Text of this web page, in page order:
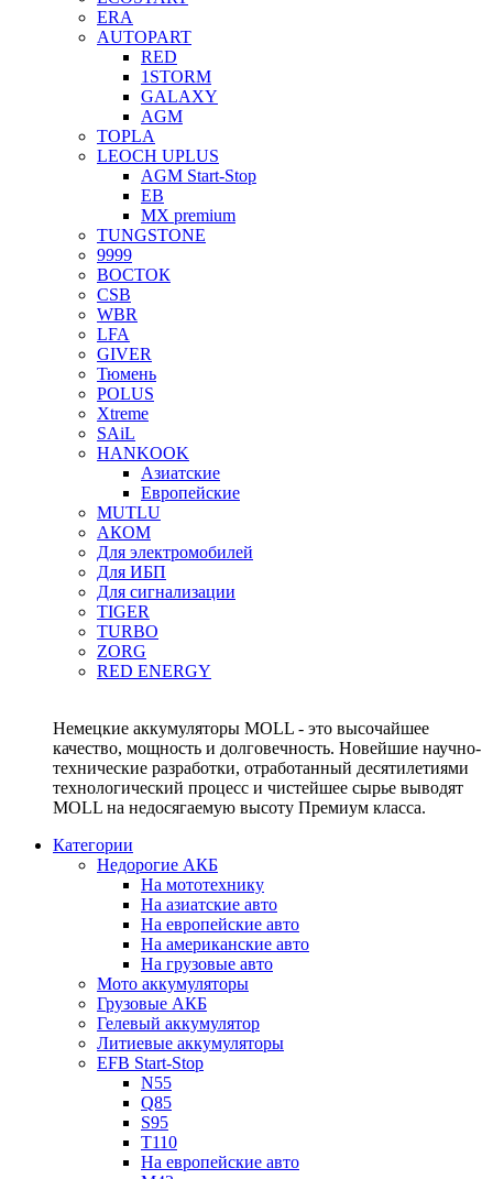
ERA
AUTOPART
RED
1STORM
GALAXY
AGM
TOPLA
LEOCH UPLUS
AGM Start-Stop
EB
MX premium
TUNGSTONE
9999
ВОСТОК
CSB
WBR
LFA
GIVER
Тюмень
POLUS
Xtreme
SAiL
HANKOOK
Азиатские
Европейские
MUTLU
АКОМ
Для электромобилей
Для ИБП
Для сигнализации
TIGER
TURBO
ZORG
RED ENERGY
Немецкие аккумуляторы MOLL - это высочайшее
качество, мощность и долговечность. Новейшие научно-
технические разработки, отработанный десятилетиями
технологический процесс и чистейшее сырье выводят
MOLL на недосягаемую высоту Премиум класса.
Категории
Недорогие АКБ
На мототехнику
На азиатские авто
На европейские авто
На американские авто
На грузовые авто
Мото аккумуляторы
Грузовые АКБ
Гелевый аккумулятор
Литиевые аккумуляторы
EFB Start-Stop
N55
Q85
S95
T110
На европейские авто